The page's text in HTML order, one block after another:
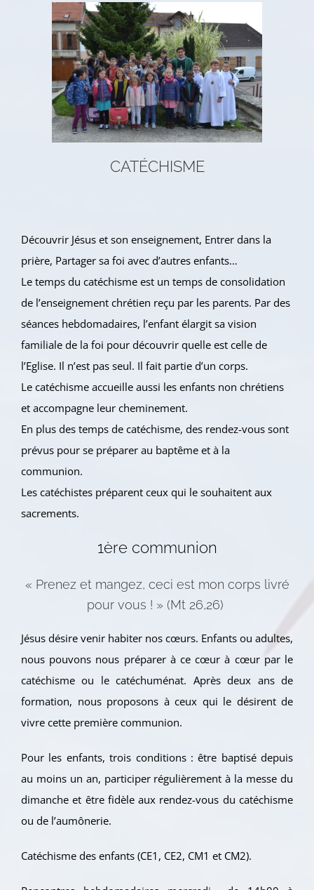
CATÉCHISME
Découvrir Jésus et son enseignement, Entrer dans la
prière, Partager sa foi avec d’autres enfants…
Le temps du catéchisme est un temps de consolidation
de l’enseignement chrétien reçu par les parents. Par des
séances hebdomadaires, l’enfant élargit sa vision
familiale de la foi pour découvrir quelle est celle de
l’Eglise. Il n’est pas seul. Il fait partie d’un corps.
Le catéchisme accueille aussi les enfants non chrétiens
et accompagne leur cheminement.
En plus des temps de catéchisme, des rendez-vous sont
prévus pour se préparer au baptême et à la
communion.
Les catéchistes préparent ceux qui le souhaitent aux
sacrements.
1ère communion
« Prenez et mangez, ceci est mon corps livré
pour vous ! » (Mt 26,26)
Jésus désire venir habiter nos cœurs. Enfants ou adultes,
nous pouvons nous préparer à ce cœur à cœur par le
catéchisme ou le catéchuménat. Après deux ans de
formation, nous proposons à ceux qui le désirent de
vivre cette première communion.
Pour les enfants, trois conditions : être baptisé depuis
au moins un an, participer régulièrement à la messe du
dimanche et être fidèle aux rendez-vous du catéchisme
ou de l’aumônerie.
Catéchisme des enfants (CE1, CE2, CM1 et CM2).